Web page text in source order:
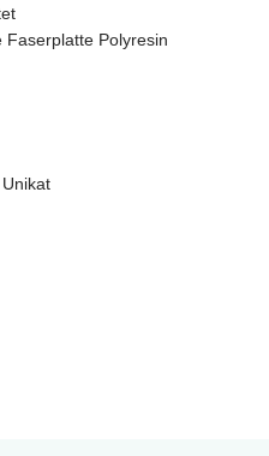
Faserplatte Polyresin